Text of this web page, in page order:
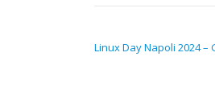
Linux Day Napoli 2024 –